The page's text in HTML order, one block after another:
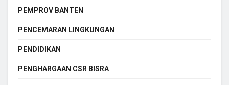
PEMPROV BANTEN
PENCEMARAN LINGKUNGAN
PENDIDIKAN
PENGHARGAAN CSR BISRA